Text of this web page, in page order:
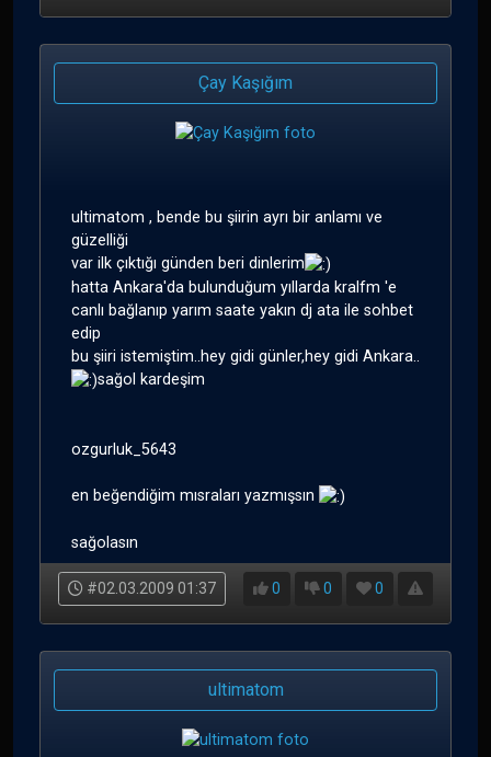
Çay Kaşığım
ultimatom , bende bu şiirin ayrı bir anlamı ve
güzelliği
var ilk çıktığı günden beri dinlerim
hatta Ankara'da bulunduğum yıllarda kralfm 'e
canlı bağlanıp yarım saate yakın dj ata ile sohbet
edip
bu şiiri istemiştim..hey gidi günler,hey gidi Ankara..
sağol kardeşim
ozgurluk_5643
en beğendiğim mısraları yazmışsın
sağolasın
#02.03.2009 01:37 0 0 0
ultimatom